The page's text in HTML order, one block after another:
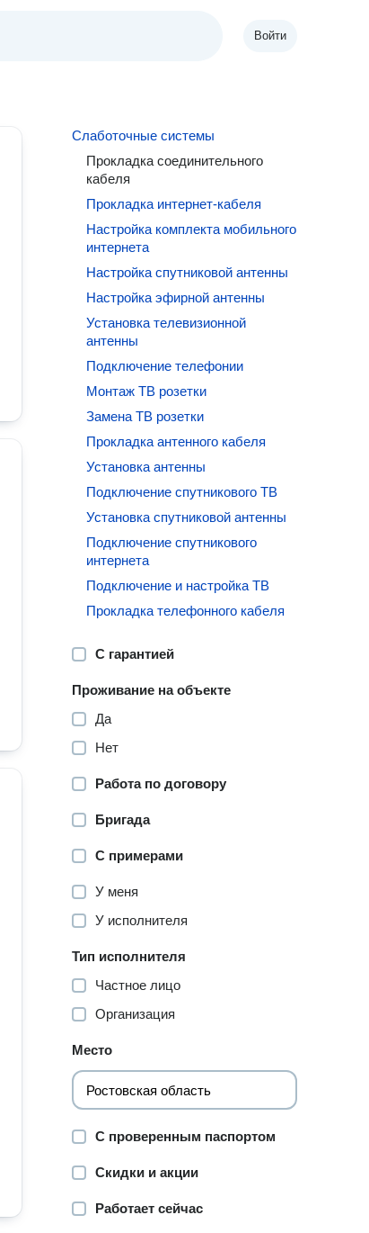
Войти
Слаботочные системы
Прокладка соединительного
кабеля
Прокладка интернет-кабеля
Настройка комплекта мобильного
интернета
Настройка спутниковой антенны
Настройка эфирной антенны
Установка телевизионной
антенны
Подключение телефонии
Монтаж ТВ розетки
Замена ТВ розетки
Прокладка антенного кабеля
Установка антенны
Подключение спутникового ТВ
Установка спутниковой антенны
Подключение спутникового
интернета
Подключение и настройка ТВ
Прокладка телефонного кабеля
С гарантией
Проживание на объекте
Да
Нет
Работа по договору
Бригада
С примерами
У меня
У исполнителя
Тип исполнителя
Частное лицо
Организация
Место
С проверенным паспортом
Скидки и акции
Работает сейчас